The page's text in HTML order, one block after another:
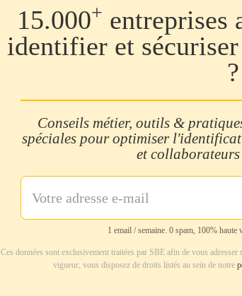
15.000+ entreprises
identifier et
?
Conseils métier, outils &
spéciales pour optimiser
et
1 email / semaine. 0 spam, 100% haute
Ces données sont exclusivement traitées par SBE afin de vous
vigueur, vous disposez de droits listés au sein de notre